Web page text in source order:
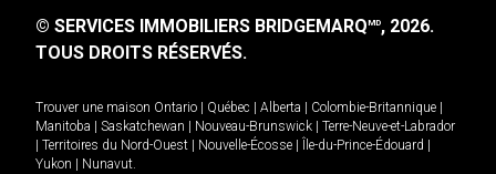
© SERVICES IMMOBILIERS BRIDGEMARQMD, 2026.
TOUS DROITS RÉSERVÉS.
Trouver une maison Ontario Québec Alberta Colombie-Britannique
Manitoba
Saskatchewan Nouveau-Brunswick
Terre-Neuve-et-Labrador
Territoires du Nord-Ouest Nouvelle-Écosse Île-du-Prince-Édouard
Yukon
Nunavut.